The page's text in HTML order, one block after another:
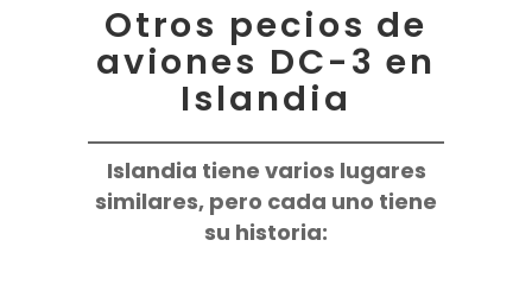
Otros pecios de
aviones DC-3 en
Islandia
Islandia tiene varios lugares
similares, pero cada uno tiene
su historia: